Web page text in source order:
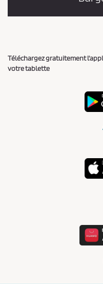
Téléchargez gratuitement
votre tablette